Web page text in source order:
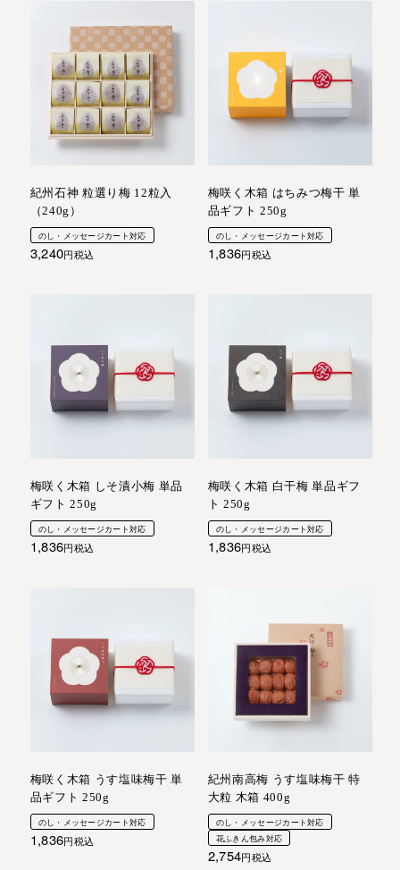
紀州石神 粒選り梅 12粒入
（240g）
のし・メッセージカート対応
3,240 税込
梅咲く木箱 はちみつ梅干 単
品ギフト 250g
のし・メッセージカート対応
1,836 税込
梅咲く木箱 しそ漬小梅 単品
ギフト 250g
のし・メッセージカート対応
1,836 税込
梅咲く木箱 白干梅 単品ギフ
ト 250g
のし・メッセージカート対応
1,836 税込
梅咲く木箱 うす塩味梅干 単
品ギフト 250g
のし・メッセージカート対応
1,836 税込
紀州南高梅 うす塩味梅干 特
大粒 木箱 400g
のし・メッセージカート対応
花ふきん包み対応
2,754 税込